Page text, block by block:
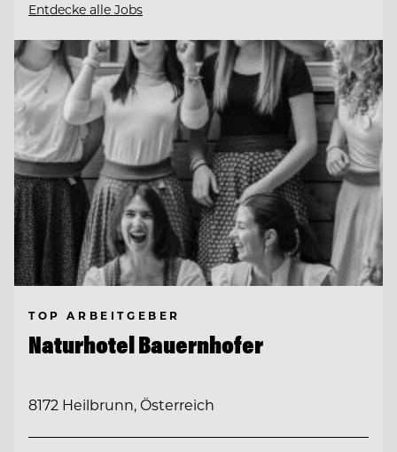
Entdecke alle Jobs
TOP ARBEITGEBER
Naturhotel Bauernhofer
8172 Heilbrunn, Österreich